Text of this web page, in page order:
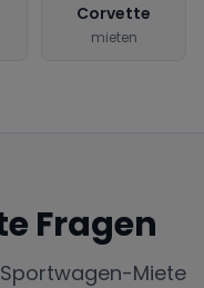
Corvette
mieten
Fragen
Miete